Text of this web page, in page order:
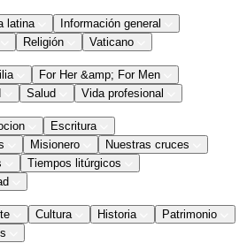
latina
Información general
Religión Vaticano
For Her &amp; For Men
Salud Vida profesional
Escritura
Misionero
Nuestras cruces
Tiempos litúrgicos
Cultura Historia
Patrimonio